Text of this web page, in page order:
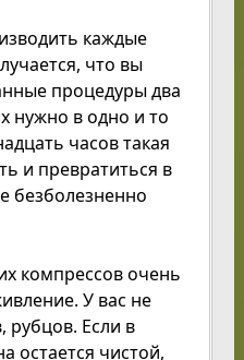
каждые
что вы
процедуры два
нужно в одно и то
часов такая
и превратиться в
безболезненно
компрессов очень
У вас не
рубцов. Если в
остается чистой,